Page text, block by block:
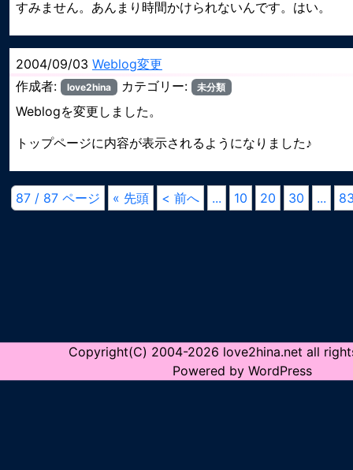
すみません。あんまり時間かけられないんです。はい。
2004/09/03 Weblog変更
作成者:
love2hina カテゴリー: 未分類
Weblogを変更しました。
トップページに内容が表示されるようになりました♪
87 / 87 ページ « 先頭 < 前へ ... 10 20 30 ...
Copyright(C) 2004-2026 love2hina.net all
Powered by WordPress